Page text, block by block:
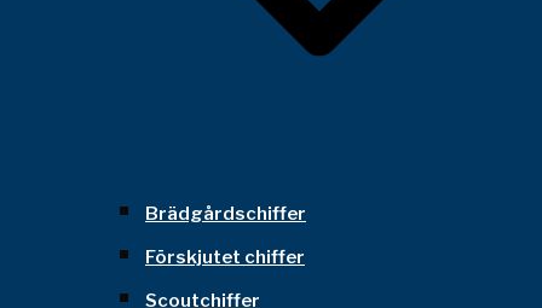
Brädgårdschiffer
Förskjutet chiffer
Scoutchiffer